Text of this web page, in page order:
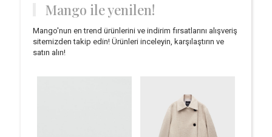
Mango ile yenilen!
Mango'nun en trend ürünlerini ve indirim fırsatlarını alışveriş
sitemizden takip edin! Ürünleri inceleyin, karşılaştırın ve
satın alın!